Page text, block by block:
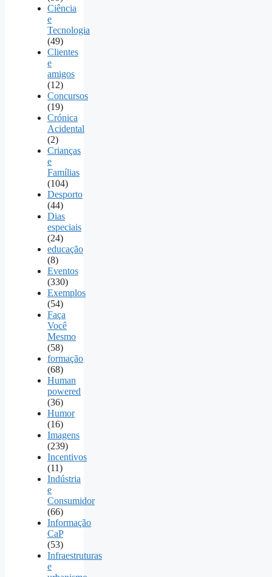
Ciência
e
Tecnologia
(49)
Clientes
e
amigos
(12)
Concursos
(19)
Crónica
Acidental
(2)
Crianças
e
Famílias
(104)
Desporto
(44)
Dias
especiais
(24)
educação
(8)
Eventos
(330)
Exemplos
(54)
Faça
Você
Mesmo
(58)
formação
(68)
Human
powered
(36)
Humor
(16)
Imagens
(239)
Incentivos
(11)
Indústria
e
Consumidor
(66)
Informação
CaP
(53)
Infraestruturas
e